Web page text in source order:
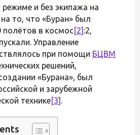
и без экипажа на
то, что «Буран» был
полётов в космос [2] :2,
Управление
при помощи БЦВМ
решений,
«Бурана», был
и зарубежной
технике[3] .